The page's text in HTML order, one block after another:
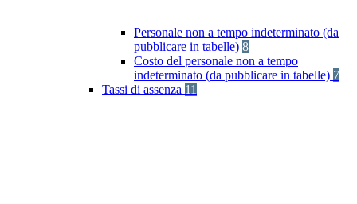
Personale non a tempo indeterminato (da
pubblicare in tabelle) 8
Costo del personale non a tempo
indeterminato (da pubblicare in tabelle) 7
Tassi di assenza 11